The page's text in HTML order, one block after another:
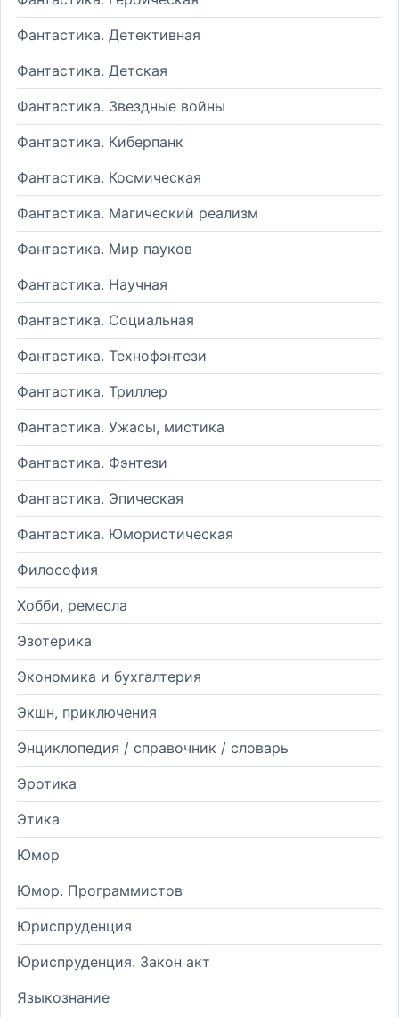
Фантастика. Детективная
Фантастика. Детская
Фантастика. Звездные войны
Фантастика. Киберпанк
Фантастика. Космическая
Фантастика. Магический реализм
Фантастика. Мир пауков
Фантастика. Научная
Фантастика. Социальная
Фантастика. Технофэнтези
Фантастика. Триллер
Фантастика. Ужасы, мистика
Фантастика. Фэнтези
Фантастика. Эпическая
Фантастика. Юмористическая
Философия
Хобби, ремесла
Эзотерика
Экономика и бухгалтерия
Экшн, приключения
Энциклопедия / справочник / словарь
Эротика
Этика
Юмор
Юмор. Программистов
Юриспруденция
Юриспруденция. Закон акт
Языкознание